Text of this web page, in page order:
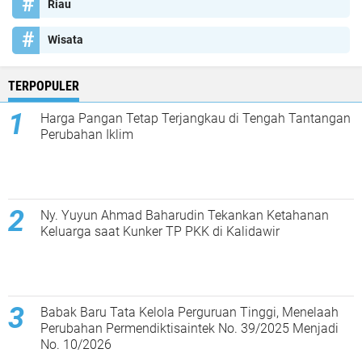
Riau
Wisata
TERPOPULER
Harga Pangan Tetap Terjangkau di Tengah Tantangan
Perubahan Iklim
Ny. Yuyun Ahmad Baharudin Tekankan Ketahanan
Keluarga saat Kunker TP PKK di Kalidawir
Babak Baru Tata Kelola Perguruan Tinggi, Menelaah
Perubahan Permendiktisaintek No. 39/2025 Menjadi
No. 10/2026